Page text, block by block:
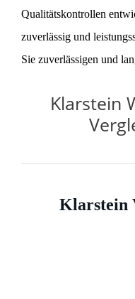
Qualitätskontrollen
zuverlässig und
Sie zuverlässigen und
Klarstein
Klarstein